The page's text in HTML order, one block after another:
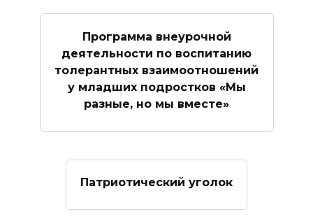
Программа внеурочной
деятельности по воспитанию
толерантных взаимоотношений
у младших подростков «Мы
разные, но мы вместе»
Патриотический уголок